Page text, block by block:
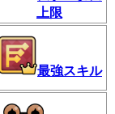
上限
最強スキル